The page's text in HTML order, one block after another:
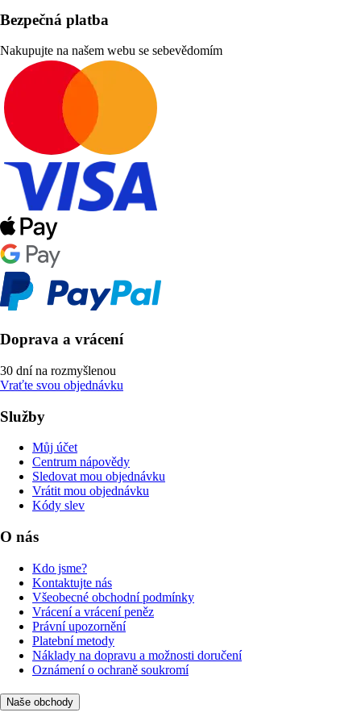
Bezpečná platba
Nakupujte na našem webu se sebevědomím
Doprava a vrácení
30 dní na rozmyšlenou
Vraťte svou objednávku
Služby
Můj účet
Centrum nápovědy
Sledovat mou objednávku
Vrátit mou objednávku
Kódy slev
O nás
Kdo jsme?
Kontaktujte nás
Všeobecné obchodní podmínky
Vrácení a vrácení peněz
Právní upozornění
Platební metody
Náklady na dopravu a možnosti doručení
Oznámení o ochraně soukromí
Naše obchody